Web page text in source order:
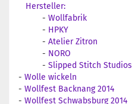
Hersteller:
- Wollfabrik
- HPKY
- Atelier Zitron
- NORO
- Slipped Stitch Studios
- Wolle wickeln
- Wollfest Backnang 2014
- Wollfest Schwabsburg 2014